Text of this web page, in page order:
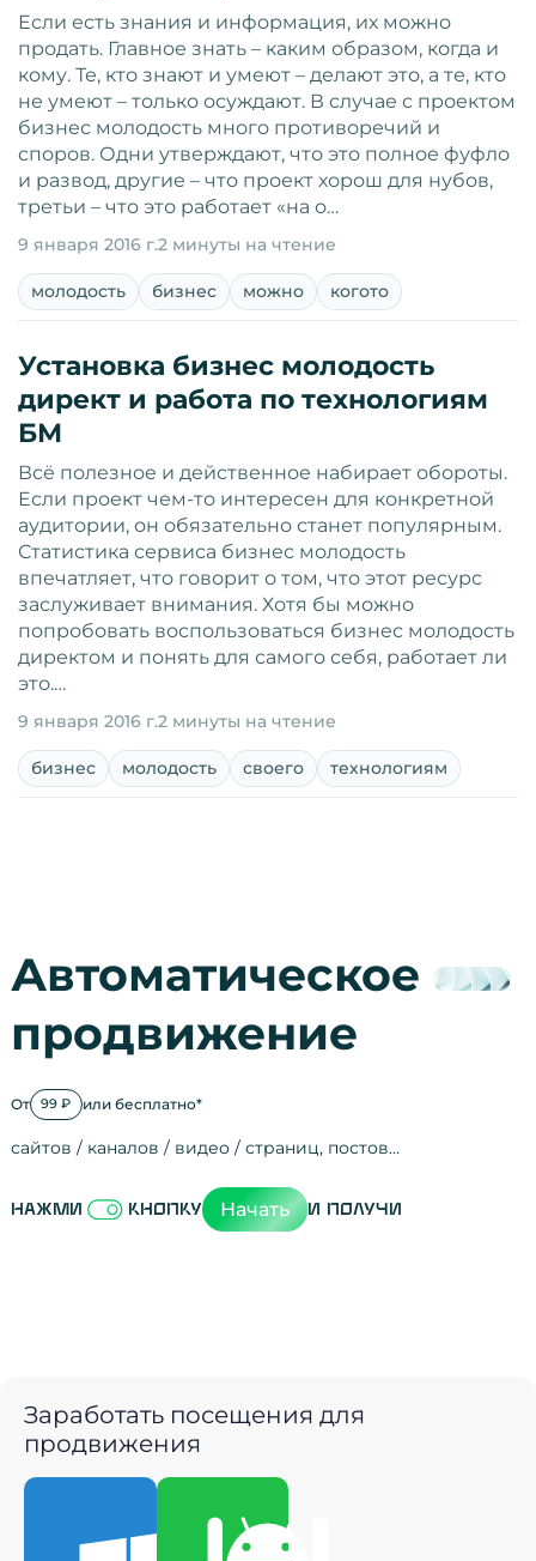
Если есть знания и информация, их можно
продать. Главное знать – каким образом, когда и
кому. Те, кто знают и умеют – делают это, а те, кто
не умеют – только осуждают. В случае с проектом
бизнес молодость много противоречий и
споров. Одни утверждают, что это полное фуфло
и развод, другие – что проект хорош для нубов,
третьи – что это работает «на о…
9 января 2016 г.2 минуты на чтение
молодость бизнес можно когото
Установка бизнес молодость
директ и работа по технологиям
БМ
Всё полезное и действенное набирает обороты.
Если проект чем-то интересен для конкретной
аудитории, он обязательно станет популярным.
Статистика сервиса бизнес молодость
впечатляет, что говорит о том, что этот ресурс
заслуживает внимания. Хотя бы можно
попробовать воспользоваться бизнес молодость
директом и понять для самого себя, работает ли
это.…
9 января 2016 г.2 минуты на чтение
бизнес молодость своего технологиям
Автоматическое
продвижение
От 99 ₽ или бесплатно*
сайтов / каналов / видео / страниц, постов…
Нажми кнопку Начать и получи
Заработать посещения для
продвижения